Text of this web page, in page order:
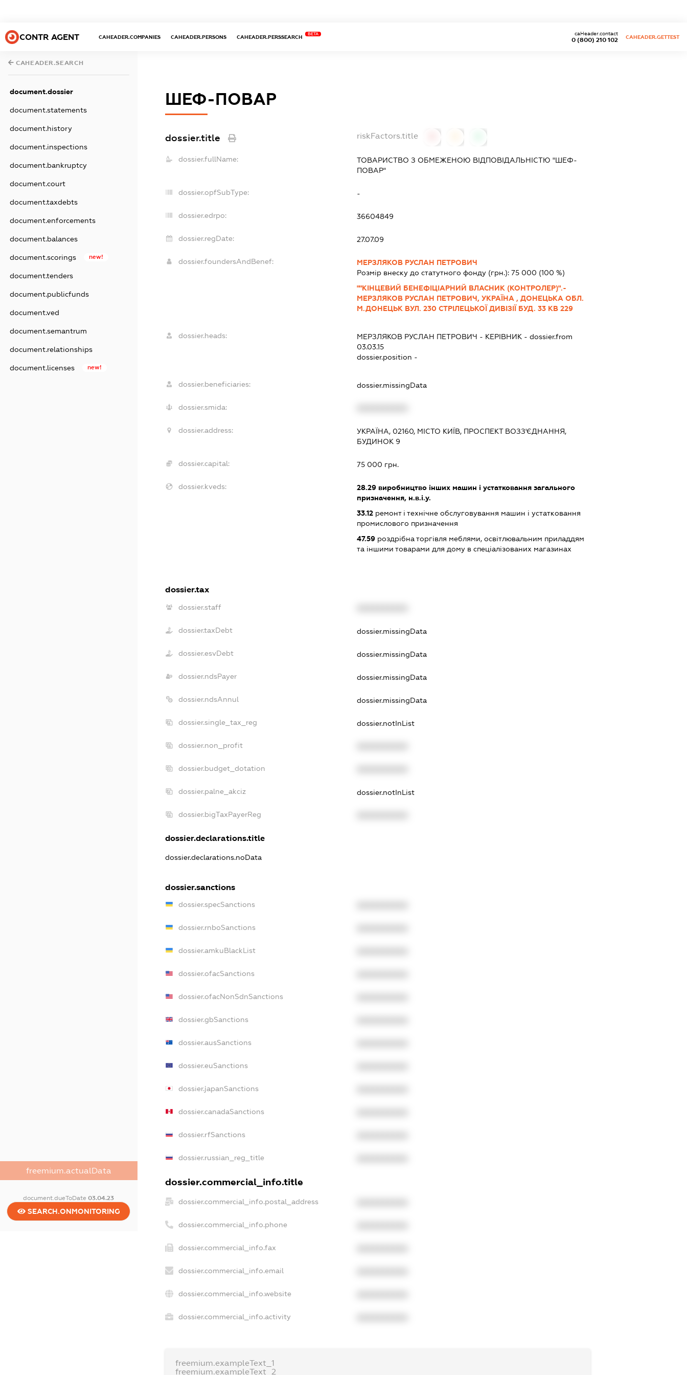
CONTR AGENT CAHEADER.COMPANIES CAHEADER.PERSONS CAHEADER.PERSSEARCH
BETA
0 (800) 210 102
caHeader.contact
CAHEADER.GETTEST
CAHEADER.SEARCH
document.dossier
document.statements
document.history
document.inspections
document.bankruptcy
document.court
document.taxdebts
document.enforcements
document.balances
document.scorings new!
document.tenders
document.publicfunds
document.ved
document.semantrum
document.relationships
document.licenses new!
freemium.actualData
document.dueToDate03.04.23
SEARCH.ONMONITORING
ШЕФ-ПОВАР
dossier.title riskFactors.title
dossier.fullName:
ТОВАРИСТВО З ОБМЕЖЕНОЮ ВІДПОВІДАЛЬНІСТЮ "ШЕФ-
ПОВАР"
dossier.opfSubType: -
dossier.edrpo: 36604849
dossier.regDate: 27.07.09
dossier.foundersAndBenef:
МЕРЗЛЯКОВ РУСЛАН ПЕТРОВИЧ
Розмір внеску до статутного фонду (грн.): 75 000 (100 %)
""КІНЦЕВИЙ БЕНЕФІЦІАРНИЙ ВЛАСНИК (КОНТРОЛЕР)".-
МЕРЗЛЯКОВ РУСЛАН ПЕТРОВИЧ, УКРАЇНА , ДОНЕЦЬКА ОБЛ.
М.ДОНЕЦЬК ВУЛ. 230 СТРІЛЕЦЬКОЇ ДИВІЗІЇ БУД. 33 КВ 229
dossier.heads: МЕРЗЛЯКОВ РУСЛАН ПЕТРОВИЧ - КЕРІВНИК - dossier.from
03.03.15
dossier.position -
dossier.beneficiaries: dossier.missingData
dossier.smida:
dossier.address:
УКРАЇНА, 02160, МІСТО КИЇВ, ПРОСПЕКТ ВОЗЗ'ЄДНАННЯ,
БУДИНОК 9
dossier.capital: 75 000 грн.
dossier.kveds: 28.29виробництво інших машин і устатковання загального
призначення, н.в.і.у.
33.12ремонт і технічне обслуговування машин і устатковання
промислового призначення
47.59роздрібна торгівля меблями, освітлювальним приладдям
та іншими товарами для дому в спеціалізованих магазинах
dossier.tax
dossier.staff
dossier.taxDebt dossier.missingData
dossier.esvDebt dossier.missingData
dossier.ndsPayer dossier.missingData
dossier.ndsAnnul dossier.missingData
dossier.single_tax_reg dossier.notInList
dossier.non_profit
dossier.budget_dotation
dossier.palne_akciz dossier.notInList
dossier.bigTaxPayerReg
dossier.declarations.title
dossier.declarations.noData
dossier.sanctions
dossier.specSanctions
dossier.rnboSanctions
dossier.amkuBlackList
dossier.ofacSanctions
dossier.ofacNonSdnSanctions
dossier.gbSanctions
dossier.ausSanctions
dossier.euSanctions
dossier.japanSanctions
dossier.canadaSanctions
dossier.rfSanctions
dossier.russian_reg_title
dossier.commercial_info.title
dossier.commercial_info.postal_address
dossier.commercial_info.phone
dossier.commercial_info.fax
dossier.commercial_info.email
dossier.commercial_info.website
dossier.commercial_info.activity
freemium.exampleText_1
freemium.exampleText_2